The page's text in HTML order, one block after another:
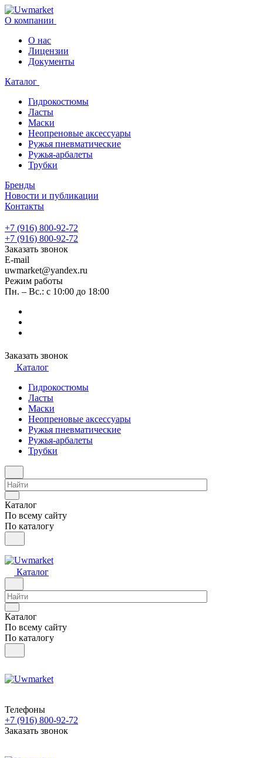
О компании
О нас
Лицензии
Документы
Каталог
Гидрокостюмы
Ласты
Маски
Неопреновые аксессуары
Ружья пневматические
Ружья-арбалеты
Трубки
Бренды
Новости и публикации
Контакты
+7 (916) 800-92-72
+7 (916) 800-92-72
Заказать звонок
E-mail
uwmarket@yandex.ru
Режим работы
Пн. – Вс.: с 10:00 до 18:00
Заказать звонок
Каталог
Гидрокостюмы
Ласты
Маски
Неопреновые аксессуары
Ружья пневматические
Ружья-арбалеты
Трубки
Каталог
По всему сайту
По каталогу
Каталог
Каталог
По всему сайту
По каталогу
Телефоны
+7 (916) 800-92-72
Заказать звонок